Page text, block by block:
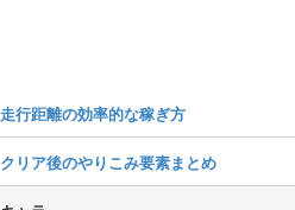
走行距離の効率的な稼ぎ方
クリア後のやりこみ要素まとめ